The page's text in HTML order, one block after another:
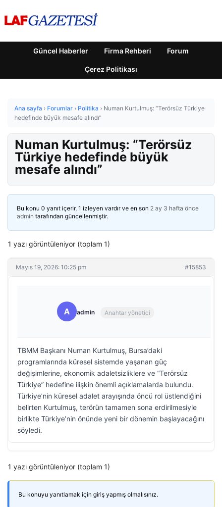
Güncel Haberler Firma Rehberi Forum
Çerez Politikası
Ana sayfa › Forumlar › Politika › Numan Kurtulmuş: “Terörsüz Türkiye
hedefinde büyük mesafe alındı”
Numan Kurtulmuş: “Terörsüz
Türkiye hedefinde büyük
mesafe alındı”
Bu konu 0 yanıt içerir, 1 izleyen vardır ve en son 2 ay 3 hafta önce
admin tarafından güncellenmiştir.
1 yazı görüntüleniyor (toplam 1)
Mayıs 19, 2026: 10:25 pm #15853
A admin Anahtar yönetici
TBMM Başkanı Numan Kurtulmuş, Bursa’daki
programlarında küresel sistemde yaşanan güç
değişimlerine, ekonomik adaletsizliklere ve “Terörsüz
Türkiye” hedefine ilişkin önemli açıklamalarda bulundu.
Türkiye’nin küresel adalet arayışında öncü rol üstlendiğini
belirten Kurtulmuş, terörün tamamen sona erdirilmesiyle
birlikte Türkiye’nin önünde yeni bir dönemin başlayacağını
söyledi.
1 yazı görüntüleniyor (toplam 1)
Bu konuyu yanıtlamak için giriş yapmış olmalısınız.